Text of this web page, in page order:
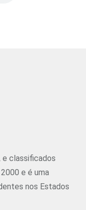
e classificados
e é uma
nos Estados